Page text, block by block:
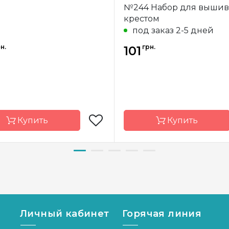
Купить
6х16 см
№244 Набор для вышивания
крестом
под заказ 2-5 дней
101 грн.
Купить
производитель
Размер
Канва
Личный кабинет Горячая линия